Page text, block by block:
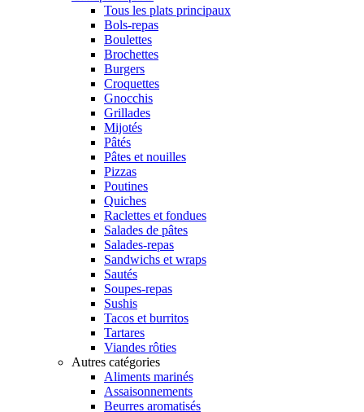
Tous les plats principaux
Bols-repas
Boulettes
Brochettes
Burgers
Croquettes
Gnocchis
Grillades
Mijotés
Pâtés
Pâtes et nouilles
Pizzas
Poutines
Quiches
Raclettes et fondues
Salades de pâtes
Salades-repas
Sandwichs et wraps
Sautés
Soupes-repas
Sushis
Tacos et burritos
Tartares
Viandes rôties
Autres catégories
Aliments marinés
Assaisonnements
Beurres aromatisés